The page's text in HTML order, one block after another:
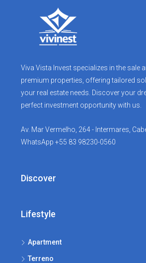
Viva Vista Invest specializes in the sale
premium properties, offering tailored
your real estate needs. Discover your
perfect investment opportunity with us.
Av. Mar Vermelho, 264 - Intermares,
WhatsApp +55 83 98230-0560
Discover
Lifestyle
Apartment
Terreno